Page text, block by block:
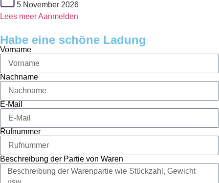
5 November 2026
Lees meerAanmelden
Habe eine schöne Ladung
Vorname
Nachname
E-Mail
Rufnummer
Beschreibung der Partie von Waren